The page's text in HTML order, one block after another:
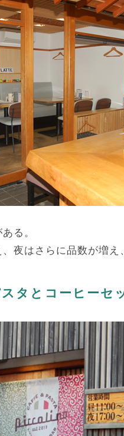
る。
夜はさらに品数が増え
タとコーヒー